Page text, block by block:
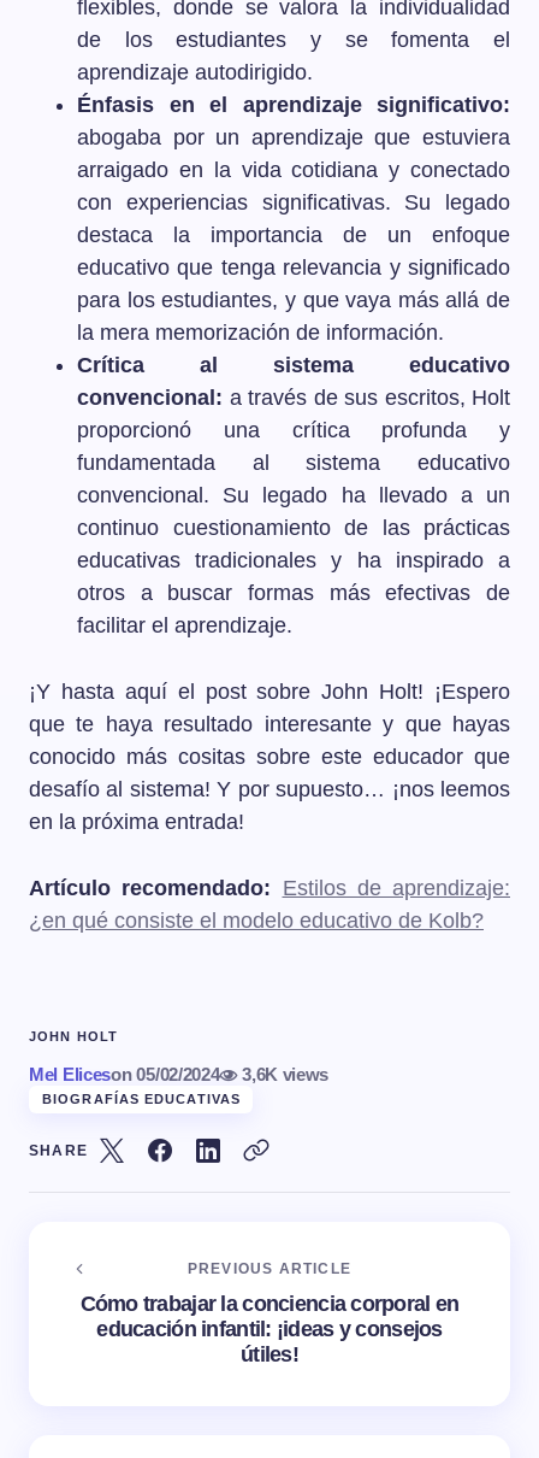
flexibles, donde se valora la individualidad
de los estudiantes y se fomenta el
aprendizaje autodirigido.
Énfasis en el aprendizaje significativo:
abogaba por un aprendizaje que estuviera
arraigado en la vida cotidiana y conectado
con experiencias significativas. Su legado
destaca la importancia de un enfoque
educativo que tenga relevancia y significado
para los estudiantes, y que vaya más allá de
la mera memorización de información.
Crítica al sistema educativo
convencional: a través de sus escritos, Holt
proporcionó una crítica profunda y
fundamentada al sistema educativo
convencional. Su legado ha llevado a un
continuo cuestionamiento de las prácticas
educativas tradicionales y ha inspirado a
otros a buscar formas más efectivas de
facilitar el aprendizaje.
¡Y hasta aquí el post sobre John Holt! ¡Espero
que te haya resultado interesante y que hayas
conocido más cositas sobre este educador que
desafío al sistema! Y por supuesto… ¡nos leemos
en la próxima entrada!
Artículo recomendado: Estilos de aprendizaje:
¿en qué consiste el modelo educativo de Kolb?
JOHN HOLT
Mel Eliceson 05/02/2024 3,6K views
BIOGRAFÍAS EDUCATIVAS
SHARE
PREVIOUS ARTICLE
Cómo trabajar la conciencia corporal en
educación infantil: ¡ideas y consejos
útiles!